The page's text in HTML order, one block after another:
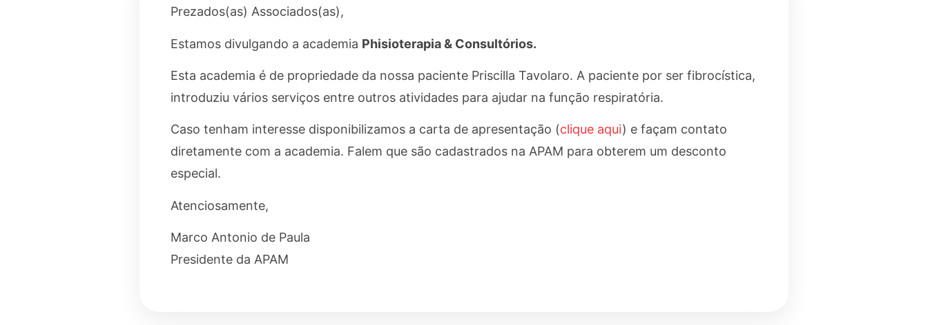
Prezados(as) Associados(as),
Estamos divulgando a academia Phisioterapia & Consultórios.
Esta academia é de propriedade da nossa paciente Priscilla Tavolaro. A paciente por ser fibrocística,
introduziu vários serviços entre outros atividades para ajudar na função respiratória.
Caso tenham interesse disponibilizamos a carta de apresentação (clique aqui) e façam contato
diretamente com a academia. Falem que são cadastrados na APAM para obterem um desconto
especial.
Atenciosamente,
Marco Antonio de Paula
Presidente da APAM